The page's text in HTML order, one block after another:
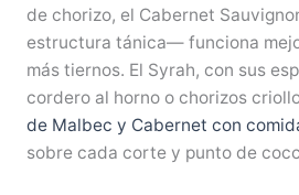
de chorizo, el Cabernet
estructura tánica— funciona
más tiernos. El Syrah, con sus
cordero al horno o chorizos
de Malbec y Cabernet con
sobre cada corte y punto de